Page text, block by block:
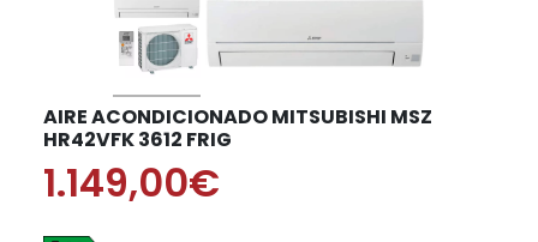
AIRE ACONDICIONADO MITSUBISHI MSZ
HR42VFK 3612 FRIG
1.149,00€